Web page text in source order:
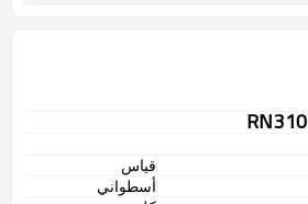
RN310
قياس
أسطواني